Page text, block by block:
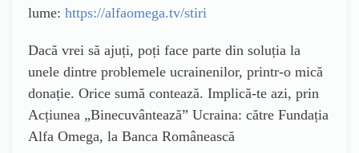
lume: https://alfaomega.tv/stiri
Dacă vrei să ajuți, poți face parte din soluția la
unele dintre problemele ucrainenilor, printr-o mică
donație. Orice sumă contează. Implică-te azi, prin
Acțiunea „Binecuvântează” Ucraina: către Fundația
Alfa Omega, la Banca Românească